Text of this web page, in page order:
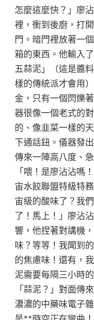
怎麼這麼快？」廖
裡，衝到後廚，打
門。暗門裡放著一
箱的東西。他輸入
五蒜泥」（這是醬
樣的傳統派才會用
金，只有一個閃爍
器很像一個老式的
的、像韭菜一樣的
下通話鈕。儀器發
傳來一陣高八度、
「喂！是廖沾沾嗎
宙水餃聯盟特級特
宙級的酸味了？我
了！馬上！」廖沾
響，他捏著對講機
味？等等！我聞到
的焦慮味！還有，
泥需要每隔三小時
「蒜泥？」對面傳
濃濃的中藥味電子